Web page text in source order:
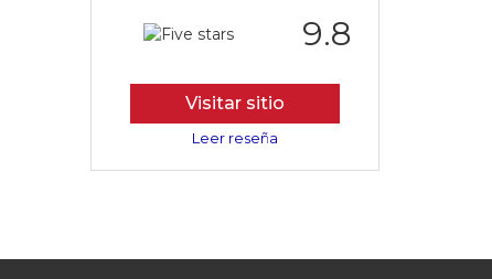
9.8
Visitar sitio
Leer reseña